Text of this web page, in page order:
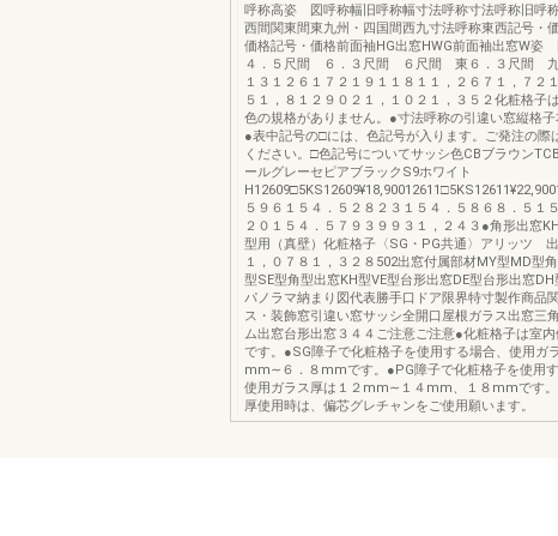
呼称高姿 図呼称幅旧呼称幅寸法呼称寸法呼称旧呼
西間関東間東九州・四国間西九寸法呼称東西記号・
価格記号・価格前面袖HG出窓HWG前面袖出窓W
４．５尺間 ６．３尺間 ６尺間 東６．３尺間 九
１３１２６１７２１９１１８１１，２６７１，７２
５１，８１２９０２１，１０２１，３５２化粧格子
色の規格がありません。●寸法呼称の引違い窓縦格
●表中記号の□には、色記号が入ります。ご発注の際
ください。□色記号についてサッシ色CBブラウン
ールグレーセピアブラックS9ホワイト
５９６１５４．５２８２３１５４．５８６８．５１
２０１５４．５７９３９９３１，２４３●角形出窓
型用（真壁）化粧格子〈SG・PG共通〉アリッツ
１，０７８１，３２８502出窓付属部材MY型MD型
型SE型角型出窓KH型VE型台形出窓DE型台形出窓
パノラマ納まり図代表勝手口ドア限界特寸製作商品
ス・装飾窓引違い窓サッシ全開口屋根ガラス出窓三
ム出窓台形出窓３４４ご注意ご注意●化粧格子は室
です。●SG障子で化粧格子を使用する場合、使用ガ
mm∼６．８mmです。●PG障子で化粧格子を使用す
使用ガラス厚は１２mm∼１４mm、１８mmです
厚使用時は、偏芯グレチャンをご使用願います。